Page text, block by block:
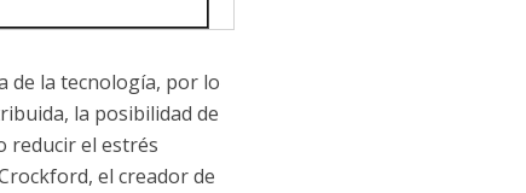
de la tecnología, por lo
la posibilidad de
reducir el estrés
el creador de